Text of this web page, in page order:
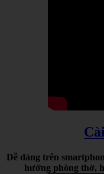
Dễ dàng trên
hướng phòng thờ,